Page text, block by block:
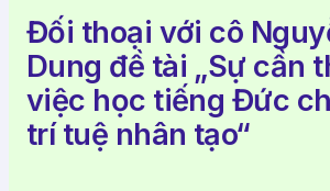
Đối thoại với cô
Dung đề tài „Sự cần
việc học tiếng Đức
trí tuệ nhân tạo“